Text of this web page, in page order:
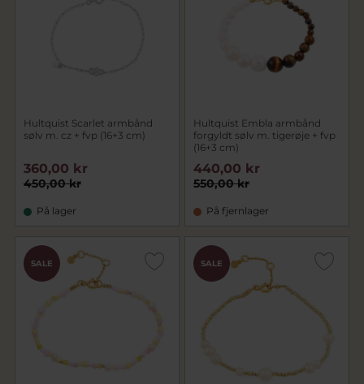
Hultquist Scarlet armbånd
sølv m. cz + fvp (16+3 cm)
450,00 kr
360,00 kr
På lager
Hultquist Embla armbånd
forgyldt sølv m. tigerøje + fvp
(16+3 cm)
550,00 kr
440,00 kr
På fjernlager
SALE SALE